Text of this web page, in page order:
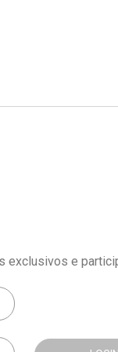
exclusivos e